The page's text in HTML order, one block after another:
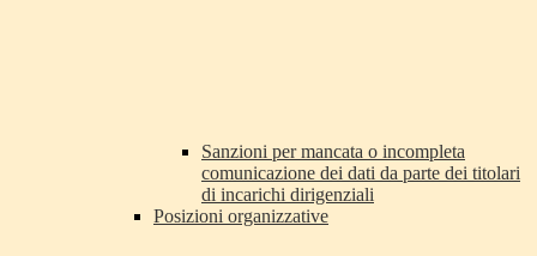
Sanzioni per mancata o incompleta
comunicazione dei dati da parte dei titolari
di incarichi dirigenziali
Posizioni organizzative